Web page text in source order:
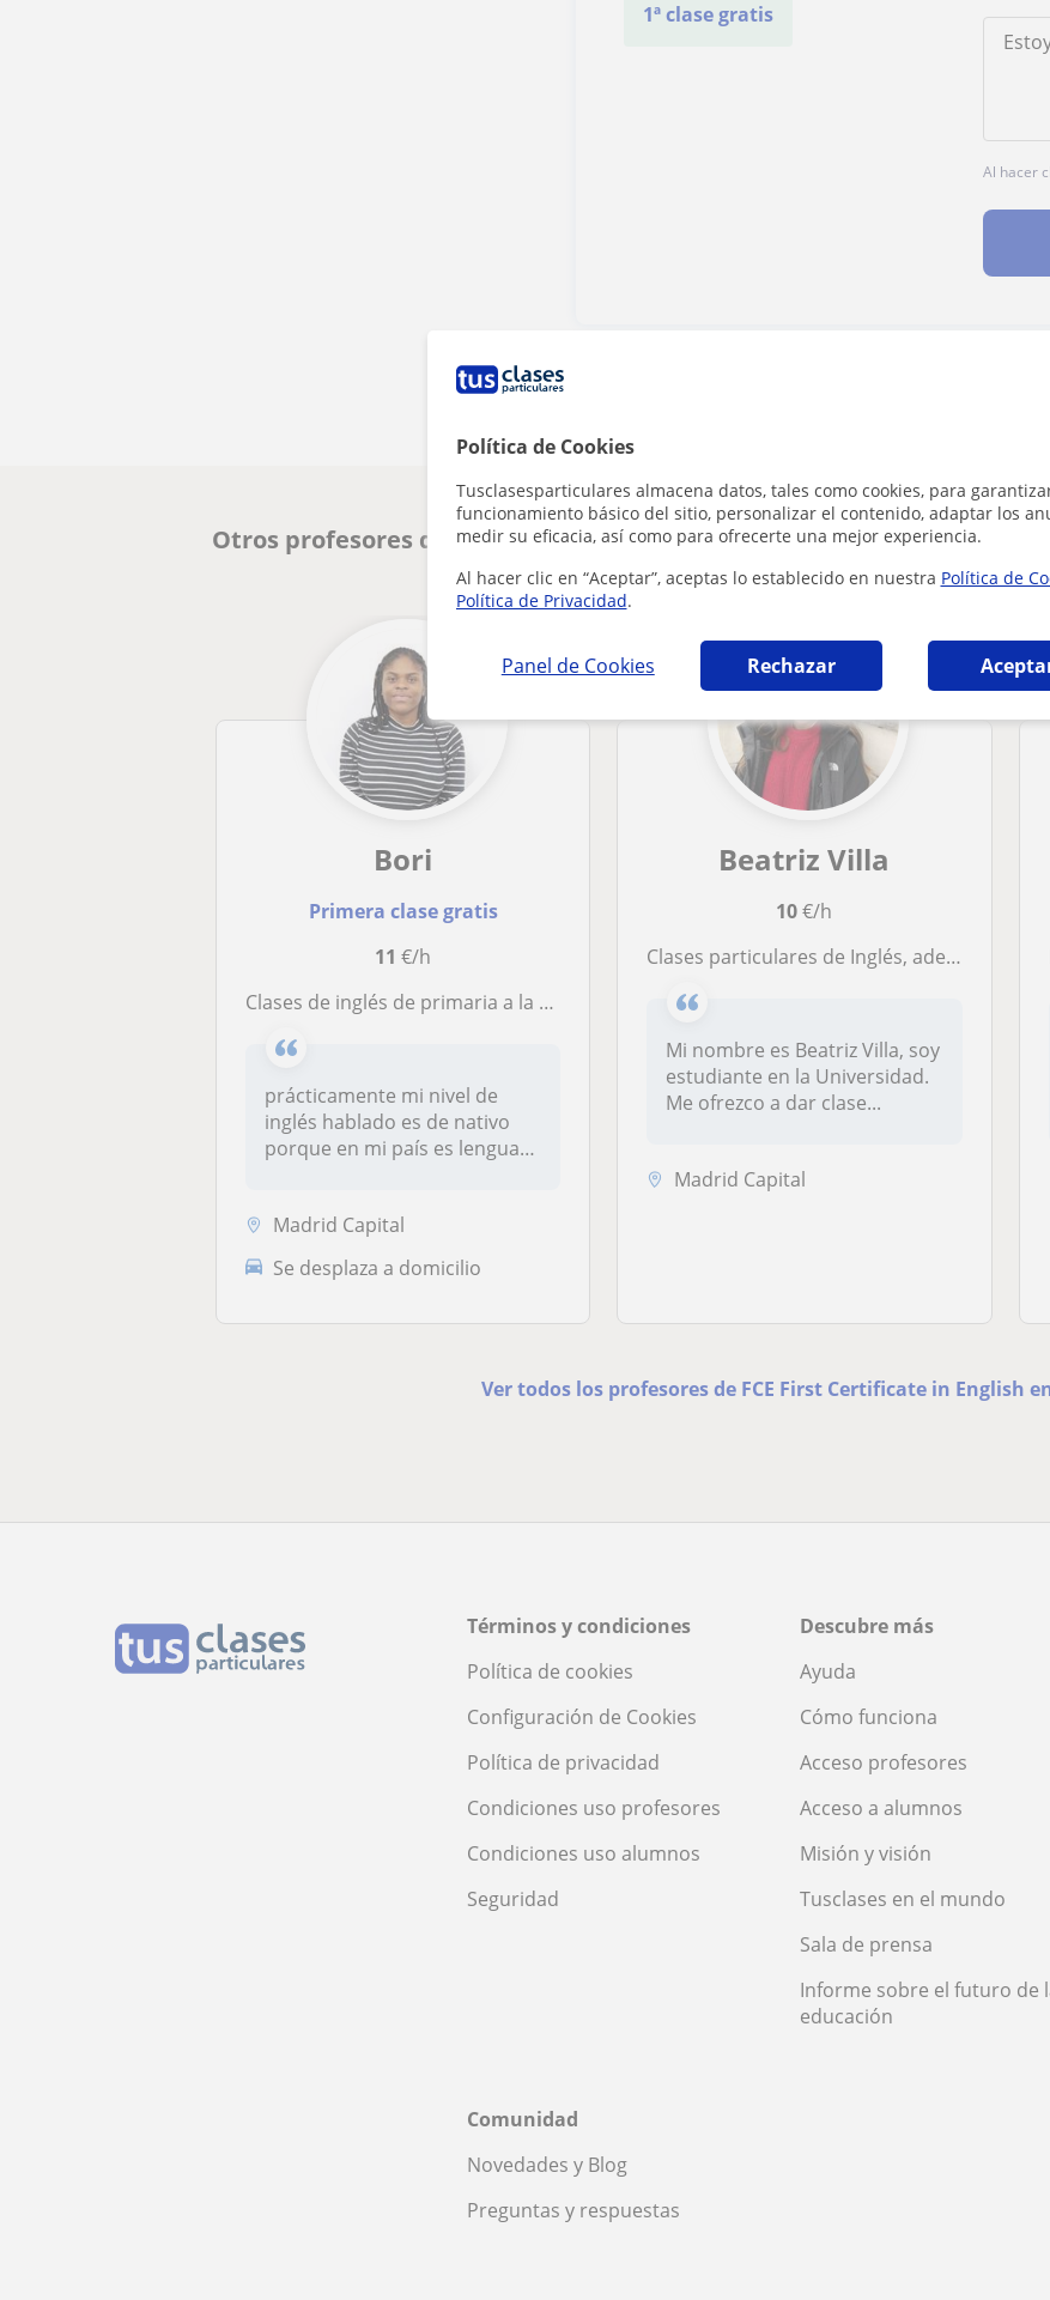
Política de Cookies
Tusclasesparticulares almacena datos, tales como cookies, para
funcionamiento básico del sitio, personalizar el contenido, adaptar los
medir su eficacia, así como para ofrecerte una mejor experiencia.
Al hacer clic en “Aceptar”, aceptas lo establecido en nuestra Política de
Política de Privacidad.
Panel de Cookies Rechazar
1ª clase gratis
Al hacer
Otros profesores de FCE First Certificate in English en Madrid que
Bori
Primera clase gratis
11 €/h
clases de inglés de primaria a la eso
prácticamente mi nivel de
inglés hablado es de nativo
porque en mi país es lengua
Madrid Capital
Se desplaza a domicilio
Beatriz Villa
10€/h
Clases particulares de Inglés, además refuerzo de otras asignaturas
Mi nombre es Beatriz Villa, soy
estudiante en la Universidad.
Me ofrezco a dar clase...
Madrid Capital
Ver todos los profesores de FCE First Certificate in English
Términos y condiciones
Política de cookies
Configuración de Cookies
Política de privacidad
Condiciones uso profesores
Condiciones uso alumnos
Seguridad
Descubre más
Ayuda
Cómo funciona
Acceso profesores
Acceso a alumnos
Misión y visión
Tusclases en el mundo
Sala de prensa
Informe sobre el futuro de
educación
Comunidad
Novedades y Blog
Preguntas y respuestas